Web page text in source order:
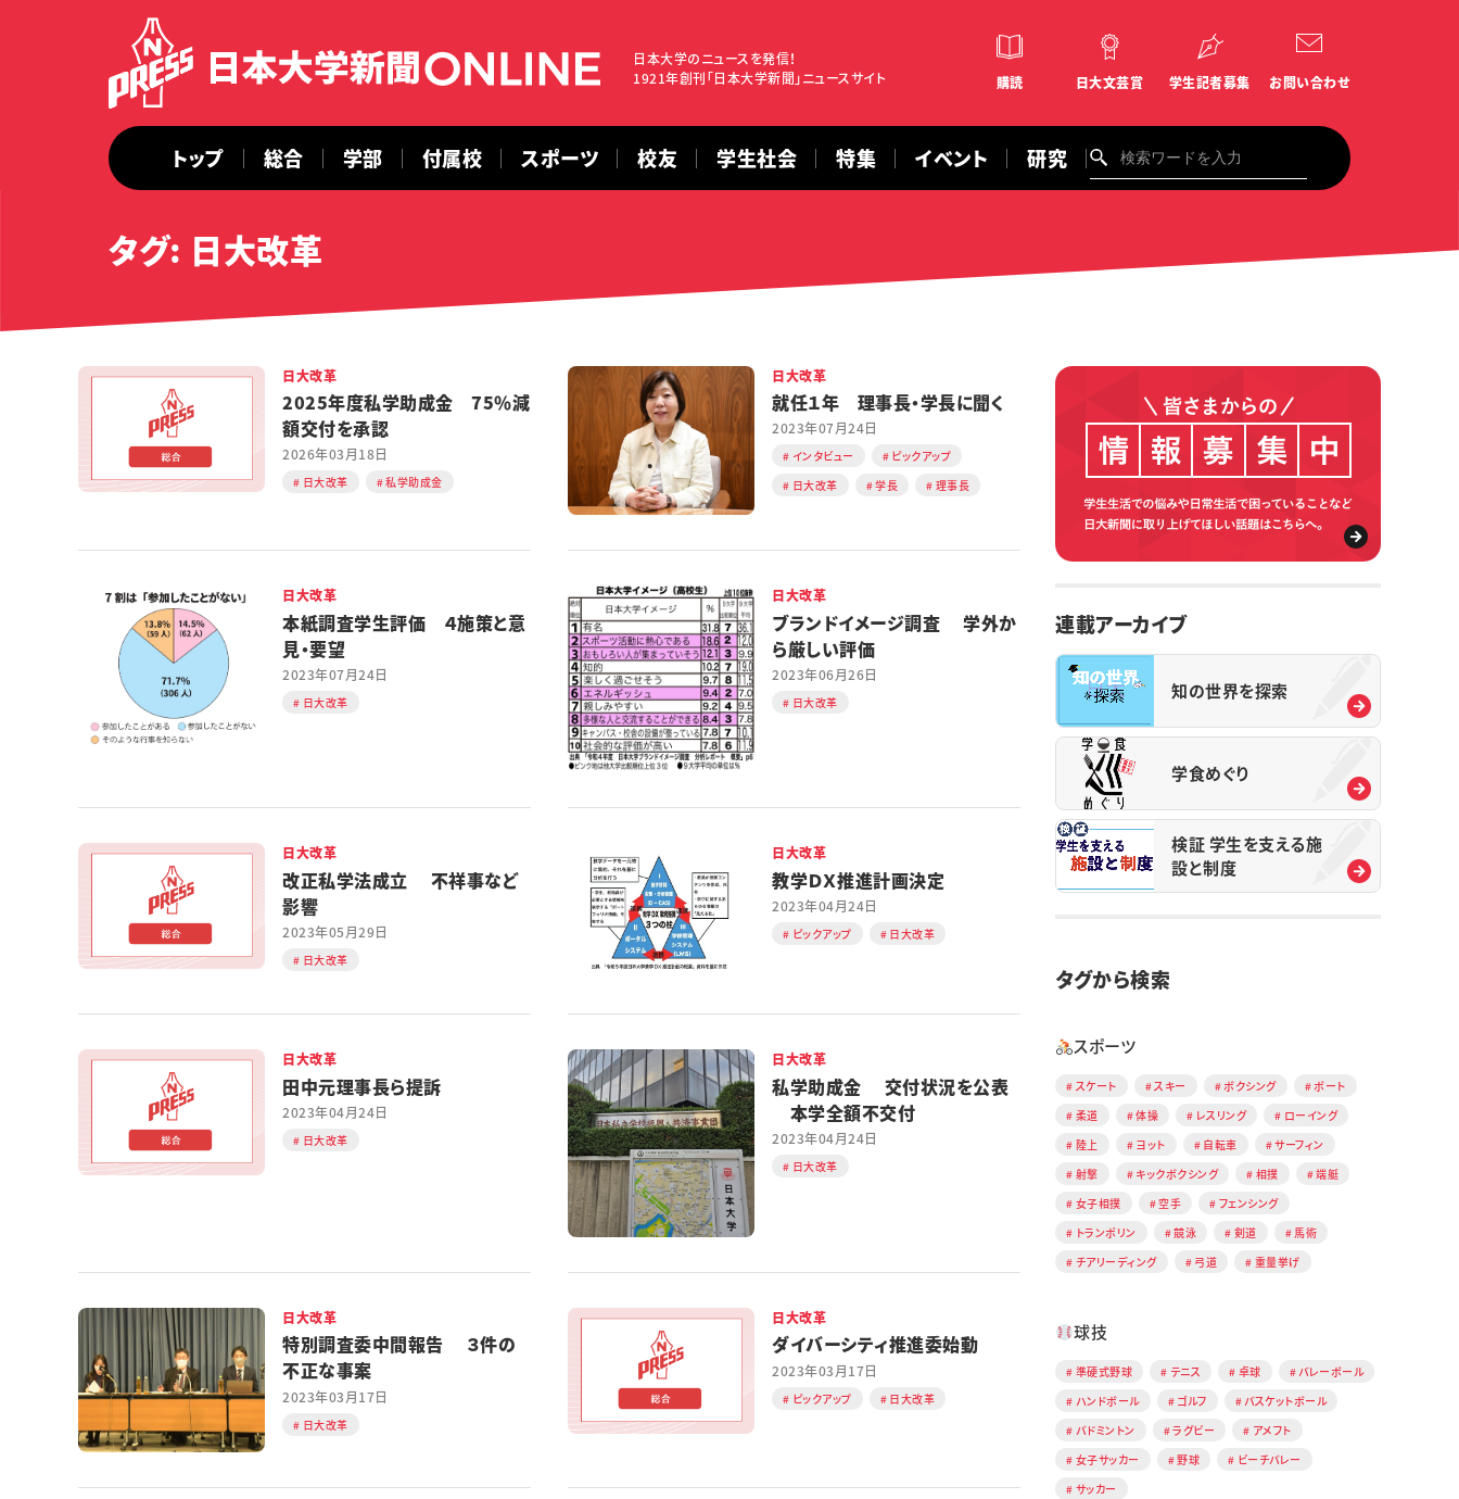
日本大学のニュースを発信！
1921年創刊「日本大学新聞」ニュースサイト
購読 日大文芸賞 学生記者募集 お問い合わせ
トップ 総合 学部 付属校 スポーツ 校友 学生社会 特集 イベント 研究
タグ: 日大改革
日大改革
2025年度私学助成金 75％減
額交付を承認
2026年03月18日
日大改革 私学助成金
日大改革
就任１年 理事長・学長に聞く
2023年07月24日
インタビュー
ピックアップ
日大改革
学長 理事長
日大改革
本紙調査学生評価 ４施策と意
見・要望
2023年07月24日
日大改革
日大改革
ブランドイメージ調査 学外か
ら厳しい評価
2023年06月26日
日大改革
日大改革
改正私学法成立 不祥事など
影響
2023年05月29日
日大改革
日大改革
教学ＤＸ推進計画決定
2023年04月24日
ピックアップ 日大改革
日大改革
田中元理事長ら提訴
2023年04月24日
日大改革
日大改革
私学助成金 交付状況を公表
本学全額不交付
2023年04月24日
日大改革
日大改革
特別調査委中間報告 ３件の
不正な事案
2023年03月17日
日大改革
日大改革
ダイバーシティ推進委始動
2023年03月17日
ピックアップ 日大改革
連載アーカイブ
知の世界を探索
学食めぐり
検証 学生を支える施
設と制度
タグから検索
スポーツ
スケート スキー ボクシング
ボート
柔道
体操 レスリング
ローイング
陸上
ヨット 自転車
サーフィン
射撃
キックボクシング 相撲
端艇
女子相撲
空手
フェンシング
トランポリン
競泳 剣道
馬術
チアリーディング
弓道 重量挙げ
球技
準硬式野球 テニス 卓球
バレーボール
ハンドボール
ゴルフ
バスケットボール
バドミントン
ラグビー
アメフト
女子サッカー
野球
ビーチバレー
サッカー